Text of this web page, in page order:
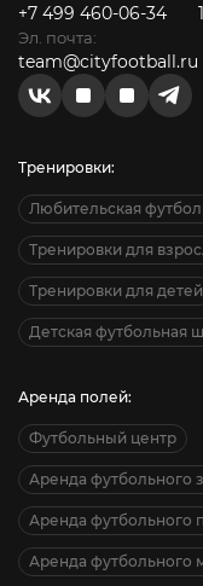
+7 499 460-06-34
Эл. почта:
team@cityfootball.ru
Тренировки:
Любительская
Тренировки для
Тренировки для детей
Детская футбольная
Аренда полей:
Футбольный центр
Аренда футбольного
Аренда футбольного
Аренда футбольного